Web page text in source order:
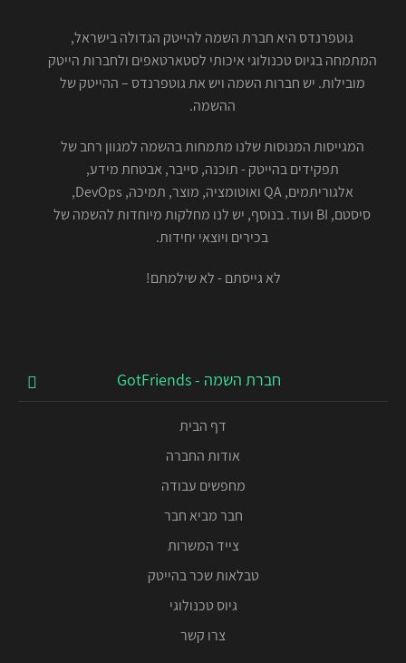
גוטפרנדס היא חברת השמה להייטק הגדולה בישראל,
המתמחה בגיוס טכנולוגי איכותי לסטארטאפים ולחברות הייטק
מובילות. יש חברות השמה ויש את גוטפרנדס – ההייטק של
ההשמה.
המגייסות המנוסות שלנו מתמחות בהשמה למגוון רחב של
תפקידים בהייטק - תוכנה, סייבר, אבטחת מידע,
אלגוריתמים, QA ואוטומציה, מוצר, תמיכה, DevOps,
סיסטם, BI ועוד. בנוסף, יש לנו מחלקות מיוחדות להשמה של
בכירים ויוצאי יחידות.
לא גייסתם - לא שילמתם!
חברת השמה - GotFriends
דף הבית
אודות החברה
מחפשים עבודה
חבר מביא חבר
צייד המשרות
טבלאות שכר בהייטק
גיוס טכנולוגי
צרו קשר